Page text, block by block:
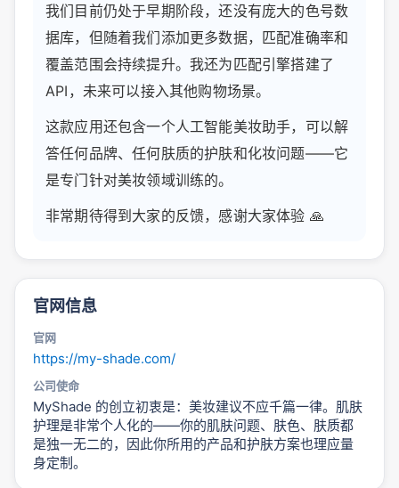
我们目前仍处于早期阶段，还没有庞大的色号数
据库，但随着我们添加更多数据，匹配准确率和
覆盖范围会持续提升。我还为匹配引擎搭建了
API，未来可以接入其他购物场景。
这款应用还包含一个人工智能美妆助手，可以解
答任何品牌、任何肤质的护肤和化妆问题——它
是专门针对美妆领域训练的。
非常期待得到大家的反馈，感谢大家体验 🙏
官网信息
官网
https://my-shade.com/
公司使命
MyShade 的创立初衷是：美妆建议不应千篇一律。肌肤
护理是非常个人化的——你的肌肤问题、肤色、肤质都
是独一无二的，因此你所用的产品和护肤方案也理应量
身定制。